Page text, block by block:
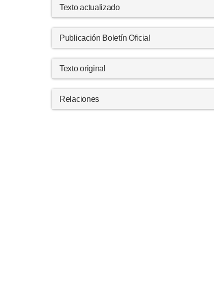
Texto actualizado
Publicación Boletín Oficial
Texto original
Relaciones